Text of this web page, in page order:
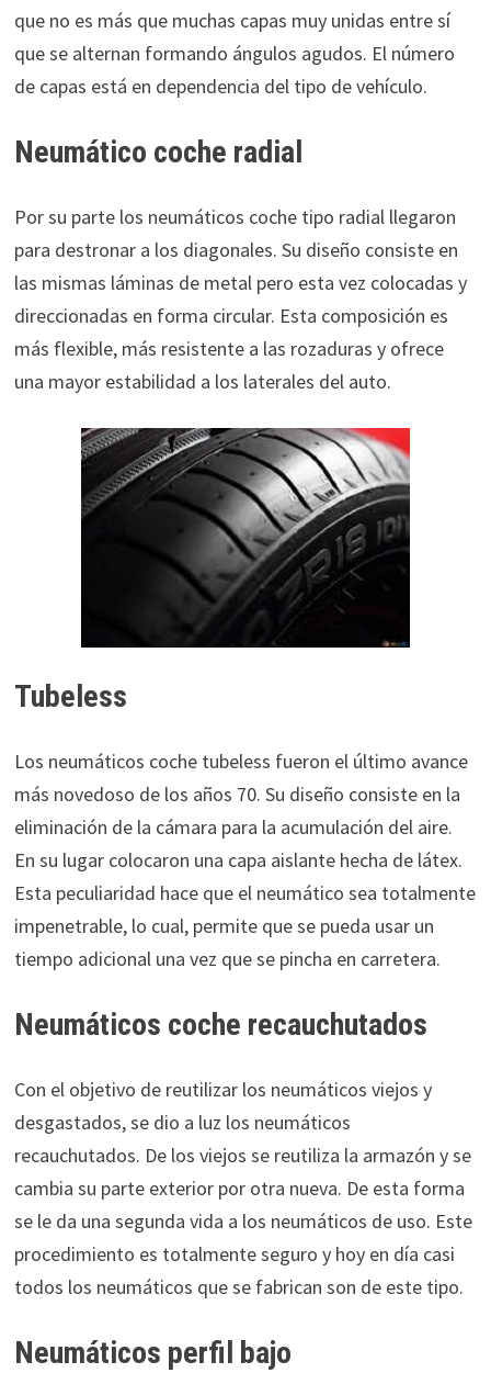
que no es más que muchas capas muy unidas entre sí
que se alternan formando ángulos agudos. El número
de capas está en dependencia del tipo de vehículo.
Neumático coche radial
Por su parte los neumáticos coche tipo radial llegaron
para destronar a los diagonales. Su diseño consiste en
las mismas láminas de metal pero esta vez colocadas y
direccionadas en forma circular. Esta composición es
más flexible, más resistente a las rozaduras y ofrece
una mayor estabilidad a los laterales del auto.
Tubeless
Los neumáticos coche tubeless fueron el último avance
más novedoso de los años 70. Su diseño consiste en la
eliminación de la cámara para la acumulación del aire.
En su lugar colocaron una capa aislante hecha de látex.
Esta peculiaridad hace que el neumático sea totalmente
impenetrable, lo cual, permite que se pueda usar un
tiempo adicional una vez que se pincha en carretera.
Neumáticos coche recauchutados
Con el objetivo de reutilizar los neumáticos viejos y
desgastados, se dio a luz los neumáticos
recauchutados. De los viejos se reutiliza la armazón y se
cambia su parte exterior por otra nueva. De esta forma
se le da una segunda vida a los neumáticos de uso. Este
procedimiento es totalmente seguro y hoy en día casi
todos los neumáticos que se fabrican son de este tipo.
Neumáticos perfil bajo